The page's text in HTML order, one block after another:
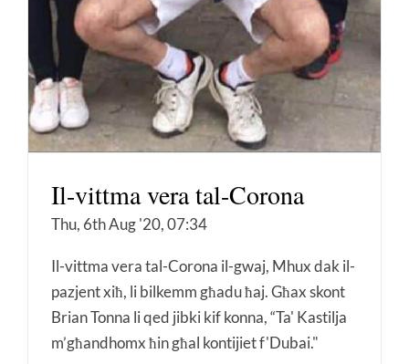
Il-vittma vera tal-Corona
Thu, 6th Aug '20, 07:34
Il-vittma vera tal-Corona il-gwaj, Mhux dak il-
pazjent xiħ, li bilkemm għadu ħaj. Għax skont
Brian Tonna li qed jibki kif konna, “Ta' Kastilja
m’għandhomx ħin għal kontijiet f'Dubai."